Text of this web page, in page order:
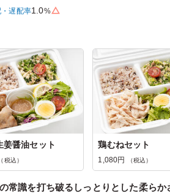
遅配率1.0%
姜醤油セット
（税込）
鶏むねセット
1,080円 （税込）
常識を打ち破るしっとりとした柔らか